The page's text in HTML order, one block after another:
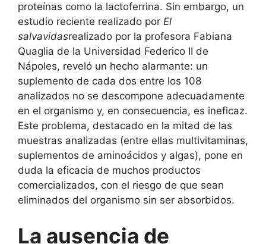
proteínas como la lactoferrina. Sin embargo, un
estudio reciente realizado por El
salvavidasrealizado por la profesora Fabiana
Quaglia de la Universidad Federico II de
Nápoles, reveló un hecho alarmante: un
suplemento de cada dos entre los 108
analizados no se descompone adecuadamente
en el organismo y, en consecuencia, es ineficaz.
Este problema, destacado en la mitad de las
muestras analizadas (entre ellas multivitaminas,
suplementos de aminoácidos y algas), pone en
duda la eficacia de muchos productos
comercializados, con el riesgo de que sean
eliminados del organismo sin ser absorbidos.
La ausencia de